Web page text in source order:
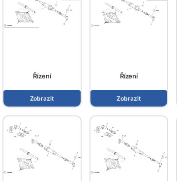
Řízení
Zobrazit
Řízení
Zobrazit